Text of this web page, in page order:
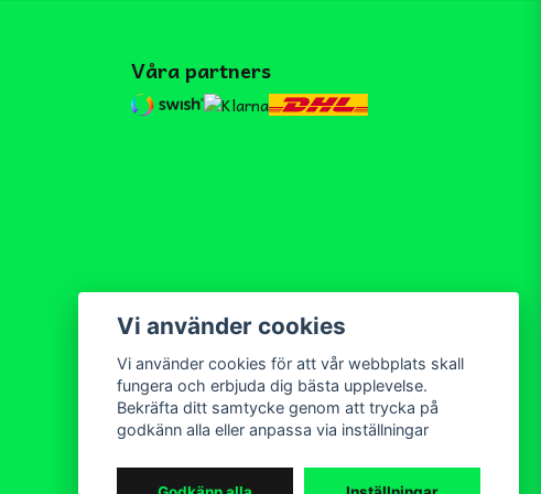
Våra partners
Vi använder cookies
Vi använder cookies för att vår webbplats skall
fungera och erbjuda dig bästa upplevelse.
Bekräfta ditt samtycke genom att trycka på
godkänn alla eller anpassa via inställningar